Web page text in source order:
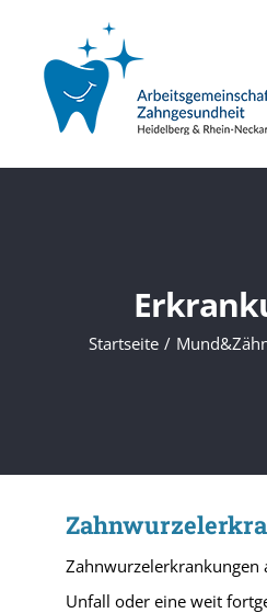
springen
Startseite
Zahnwurzelerkrankungen
Unfall oder eine weit